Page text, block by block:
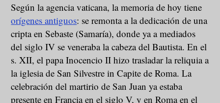
Según la agencia vaticana, la memoria de hoy tiene
orígenes antiguos: se remonta a la dedicación de una
cripta en Sebaste (Samaría), donde ya a mediados
del siglo IV se veneraba la cabeza del Bautista. En el
s. XII, el papa Inocencio II hizo trasladar la reliquia a
la iglesia de San Silvestre in Capite de Roma. La
celebración del martirio de San Juan ya estaba
presente en Francia en el siglo V, y en Roma en el